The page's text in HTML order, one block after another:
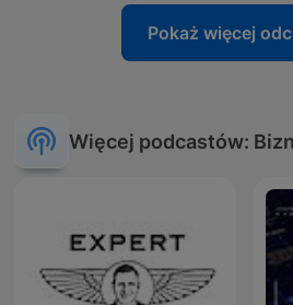
Pokaż więcej
Więcej podcastów: